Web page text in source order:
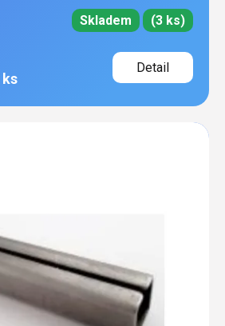
Skladem (3 ks)
Detail